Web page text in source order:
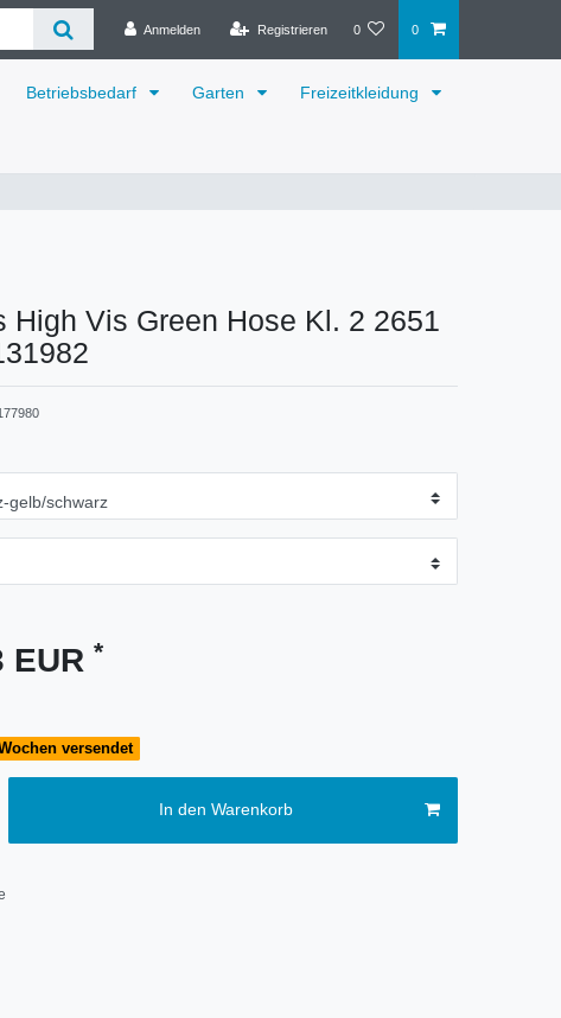
Anmelden Registrieren 0 0
Betriebsbedarf Garten Freizeitkleidung
High Vis Green Hose Kl. 2 2651
EUR *
versendet
In den Warenkorb